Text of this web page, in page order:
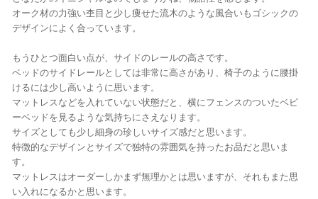
オーク材の力強い杢目と少し痩せた流木のような風合いもゴシックの
デザインによく合っています。
もうひとつ面白い点が、サイドのレールの高さです。
ベッドのサイドレールとしては非常に高さがあり、椅子のように腰掛
けるには少し高いように思います。
マットレスなどを入れていない状態だと、横にフェンスのついたベビ
ーベッドを見るような気持ちにさえなります。
サイズとしても少し細身の珍しいサイズ感だと思います。
特徴的なデザインとサイズで独特の雰囲気を持ったお品だと思いま
す。
マットレスはオーダーしかまず無理かとは思いますが、それもまた思
い入れになるかと思います。